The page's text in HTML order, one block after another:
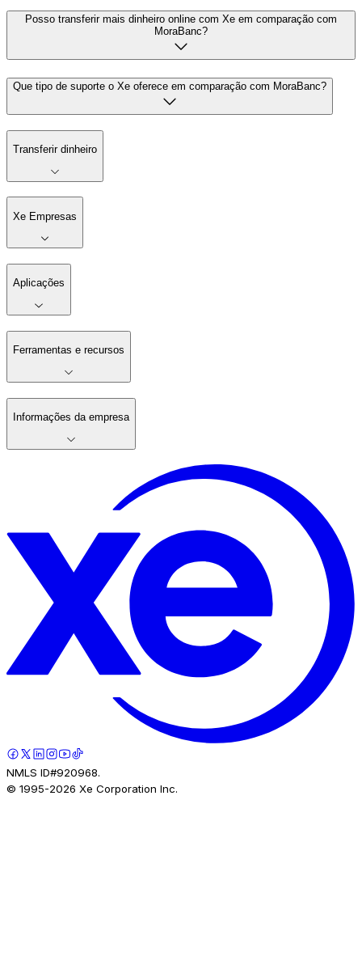
Posso transferir mais dinheiro online com Xe em comparação com
MoraBanc?
Que tipo de suporte o Xe oferece em comparação com MoraBanc?
Transferir dinheiro
Xe Empresas
Aplicações
Ferramentas e recursos
Informações da empresa
NMLS ID#920968.
© 1995-2026 Xe Corporation Inc.